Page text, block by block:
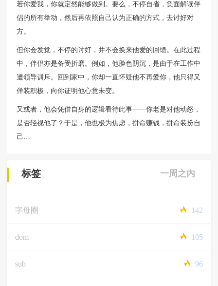
若你爱我，你就定然能够做到。要么，不停自省，负面解读伴
侣的所有举动，然后再依照自己认为正确的方式，去讨好对
方。
但你会发觉，不停的讨好，并不会换来他爱的回馈。在此过程
中，伴侣亦是备受折磨。例如，他脸色阴沉，是由于在工作中
遭领导训斥。回到家中，你却一直怀疑他不再爱你，他只得又
佯装积极，向你证明他心意未变。
又或者，他会凭借自身的逻辑看待此事——你老是对他动怒，
是否轻视他了？于是，他也极为焦虑，拼命赚钱，拼命装扮自
己…
标签 一周之内
字母圈 142
dom 105
sub 96